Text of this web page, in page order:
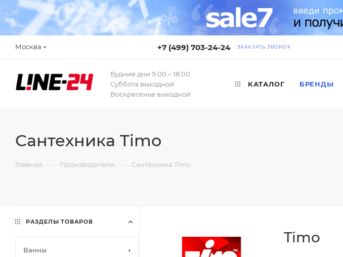
Москва +7 (499) 703-24-24 ЗАКАЗАТЬ ЗВОНОК
Будние дни 9:00 – 18:00
Суббота выходной
Воскресенье выходной
КАТАЛОГ БРЕНДЫ
Сантехника Timo
Главная — Производители — Сантехника Timo
Timo
РАЗДЕЛЫ ТОВАРОВ
Ванны